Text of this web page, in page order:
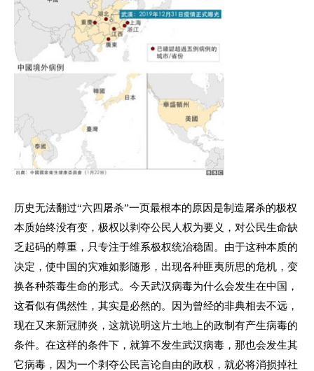
历史无法翻过“六四屠杀”一页最根本的原因是制造屠杀的极权
本质始终没有变，极权以剥夺公民人权为要义，对公民生命缺
乏起码的尊重，只专注于维系极权统治稳固。由于这种本质的
决定，使中国的灾难如影随形，出现各种匪夷所思的危机，变
换各种荼毒生命的形式。今天武汉病毒为什么会发生在中国，
这看似有偶然性，其实是必然的。因为曾经的非典相去不远，
现在又来新冠肺炎，这就说明这片土地上的政制有产生病毒的
条件。在这样的条件下，就算不发生武汉病毒，那也会发生其
它病毒，因为一个剥夺公民言论自由的政权，就必将消损掉社